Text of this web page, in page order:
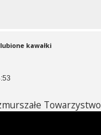
kawałki
Towarzystwo